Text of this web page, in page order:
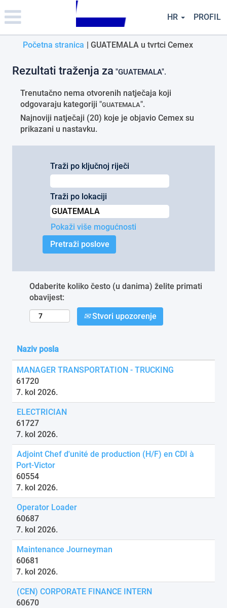
note:
This
website
includes
accessibility
system.
HR PROFIL
Početna stranica | GUATEMALA u tvrtci Cemex
Rezultati traženja za "GUATEMALA".
Trenutačno nema otvorenih natječaja koji
odgovaraju kategoriji "GUATEMALA".
Najnoviji natječaji (20) koje je objavio Cemex su
prikazani u nastavku.
Traži po ključnoj riječi
Traži po lokaciji
Pokaži više mogućnosti
Odaberite koliko često (u danima) želite primati
obavijest:
Stvori upozorenje
Naziv posla
MANAGER TRANSPORTATION - TRUCKING
61720
7. kol 2026.
ELECTRICIAN
61727
7. kol 2026.
Adjoint Chef d'unité de production (H/F) en CDI à
Port-Victor
60554
7. kol 2026.
Operator Loader
60687
7. kol 2026.
Maintenance Journeyman
60681
7. kol 2026.
(CEN) CORPORATE FINANCE INTERN
60670